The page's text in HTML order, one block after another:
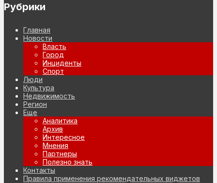
Рубрики
Главная
Новости
Власть
Город
Инциденты
Спорт
Люди
Культура
Недвижимость
Регион
Еще
Аналитика
Архив
Интересное
Мнения
Партнеры
Полезно знать
Контакты
Правила применения рекомендательных виджетов